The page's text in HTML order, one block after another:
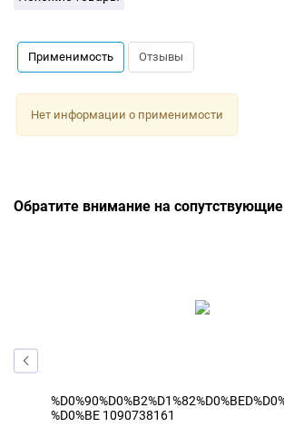
Применимость Отзывы
Нет информации о применимости
Обратите внимание на
%D0%BE 1090738161